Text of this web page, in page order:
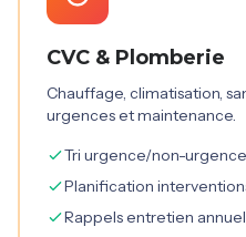
CVC & Plomberie
Chauffage, climatisation,
urgences et maintenance.
Tri urgence/non-urgence
Planification
Rappels entretien annuel